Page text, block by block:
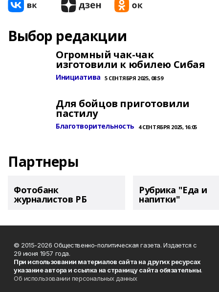
Выбор редакции
Огромный чак-чак
изготовили к юбилею Сибая
Инициатива 5 СЕНТЯБРЯ 2025, 08:59
Для бойцов приготовили
пастилу
Благотворительность 4 СЕНТЯБРЯ 2025, 16:05
Партнеры
Фотобанк
журналистов РБ
Рубрика "Еда и
напитки"
© 2015-2026 Общественно-политическая газета. Издается с
29 июня 1957 года.
При использовании материалов сайта на других ресурсах
указание автора и ссылка на страницу сайта обязательны.
Об использовании персональных данных